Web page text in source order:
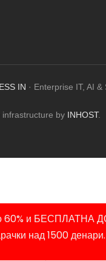
IN · Enterprise IT, AI &
by INHOST.
60% и БЕСПЛАТНА
над 1500 денари.